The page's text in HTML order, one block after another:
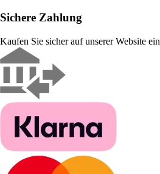
Sichere Zahlung
Kaufen Sie sicher auf unserer Website ein